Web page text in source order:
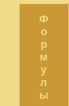
Ф
о
р
м
у
л
ы